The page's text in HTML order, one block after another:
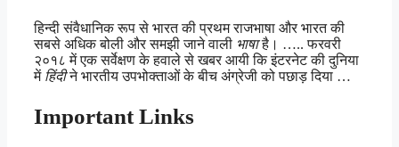
हिन्दी संवैधानिक रूप से भारत की प्रथम राजभाषा और भारत की
सबसे अधिक बोली और समझी जाने वाली भाषाहै। ….. फरवरी
२०१८ में एक सर्वेक्षण के हवाले से खबर आयी कि इंटरनेट की दुनिया
में हिंदीने भारतीय उपभोक्ताओं के बीच अंग्रेजी को पछाड़ दिया …
Important Links